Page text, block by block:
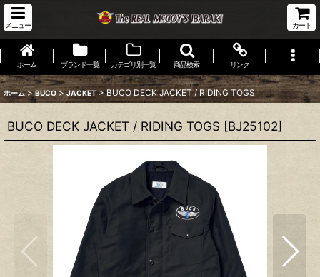
メニュー カート
ホーム ブランド一覧 カテゴリ別一覧 商品検索 リンク
ホーム > BUCO > JACKET > BUCO DECK JACKET / RIDING TOGS
BUCO DECK JACKET / RIDING TOGS [BJ25102]